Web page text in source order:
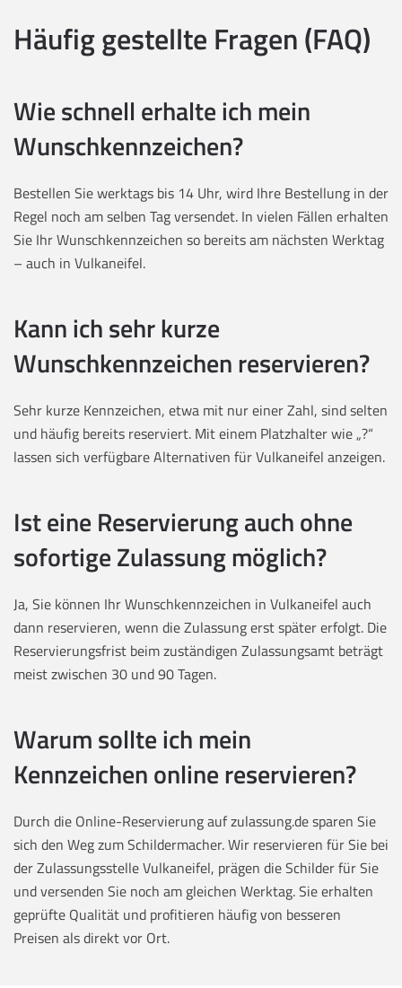
Häufig gestellte Fragen (FAQ)
Wie schnell erhalte ich mein
Wunschkennzeichen?
Bestellen Sie werktags bis 14 Uhr, wird Ihre Bestellung in der
Regel noch am selben Tag versendet. In vielen Fällen erhalten
Sie Ihr Wunschkennzeichen so bereits am nächsten Werktag
– auch in Vulkaneifel.
Kann ich sehr kurze
Wunschkennzeichen reservieren?
Sehr kurze Kennzeichen, etwa mit nur einer Zahl, sind selten
und häufig bereits reserviert. Mit einem Platzhalter wie „?“
lassen sich verfügbare Alternativen für Vulkaneifel anzeigen.
Ist eine Reservierung auch ohne
sofortige Zulassung möglich?
Ja, Sie können Ihr Wunschkennzeichen in Vulkaneifel auch
dann reservieren, wenn die Zulassung erst später erfolgt. Die
Reservierungsfrist beim zuständigen Zulassungsamt beträgt
meist zwischen 30 und 90 Tagen.
Warum sollte ich mein
Kennzeichen online reservieren?
Durch die Online-Reservierung auf zulassung.de sparen Sie
sich den Weg zum Schildermacher. Wir reservieren für Sie bei
der Zulassungsstelle Vulkaneifel, prägen die Schilder für Sie
und versenden Sie noch am gleichen Werktag. Sie erhalten
geprüfte Qualität und profitieren häufig von besseren
Preisen als direkt vor Ort.